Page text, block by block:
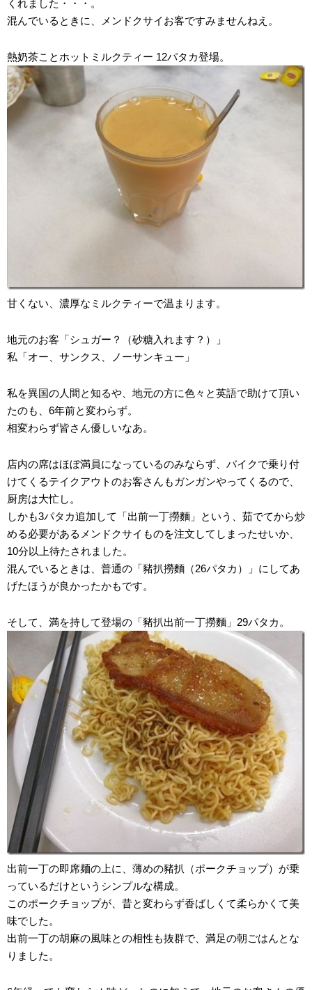
くれました・・・。
混んでいるときに、メンドクサイお客ですみませんねえ。
熱奶茶ことホットミルクティー 12パタカ登場。
甘くない、濃厚なミルクティーで温まります。
地元のお客「シュガー？（砂糖入れます？）」
私「オー、サンクス、ノーサンキュー」
私を異国の人間と知るや、地元の方に色々と英語で助けて頂い
たのも、6年前と変わらず。
相変わらず皆さん優しいなあ。
店内の席はほぼ満員になっているのみならず、バイクで乗り付
けてくるテイクアウトのお客さんもガンガンやってくるので、
厨房は大忙し。
しかも3パタカ追加して「出前一丁撈麵」という、茹でてから炒
める必要があるメンドクサイものを注文してしまったせいか、
10分以上待たされました。
混んでいるときは、普通の「豬扒撈麵（26パタカ）」にしてあ
げたほうが良かったかもです。
そして、満を持して登場の「豬扒出前一丁撈麵」29パタカ。
出前一丁の即席麺の上に、薄めの豬扒（ポークチョップ）が乗
っているだけというシンプルな構成。
このポークチョップが、昔と変わらず香ばしくて柔らかくて美
味でした。
出前一丁の胡麻の風味との相性も抜群で、満足の朝ごはんとな
りました。